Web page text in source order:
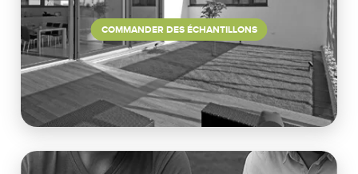
COMMANDER DES ÉCHANTILLONS